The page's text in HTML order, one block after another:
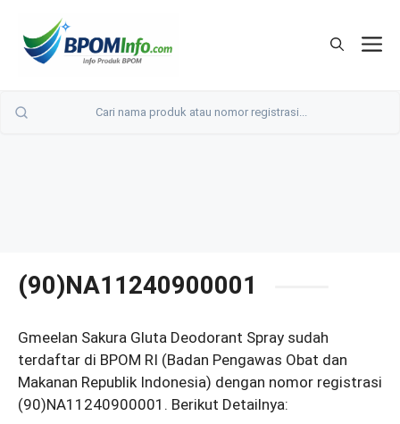
(90)NA11240900001
Gmeelan Sakura Gluta Deodorant Spray sudah
terdaftar di BPOM RI (Badan Pengawas Obat dan
Makanan Republik Indonesia) dengan nomor registrasi
(90)NA11240900001. Berikut Detailnya: